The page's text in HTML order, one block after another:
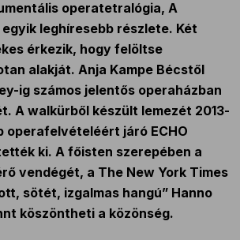
operatetralógia, A
leghíresebb részlete. Két
érkezik, hogy felöltse
alakját. Anja Kampe Bécstől
ig számos jelentős operaházban
A walkürből készült lemezét 2013-
operafelvételéért járó ECHO
ki. A főisten szerepében a
vendégét, a The New York Times
sötét, izgalmas hangú” Hanno
köszöntheti a közönség.